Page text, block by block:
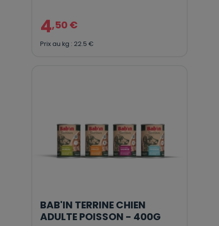
4,50 €
Prix au kg : 22.5 €
BAB'IN TERRINE CHIEN
ADULTE POISSON - 400G